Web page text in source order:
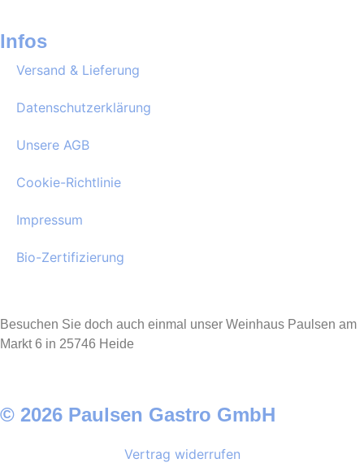
Infos
Versand & Lieferung
Datenschutzerklärung
Unsere AGB
Cookie-Richtlinie
Impressum
Bio-Zertifizierung
Besuchen Sie doch auch einmal unser Weinhaus Paulsen am
Markt 6 in 25746 Heide
© 2026 Paulsen Gastro GmbH
Vertrag widerrufen